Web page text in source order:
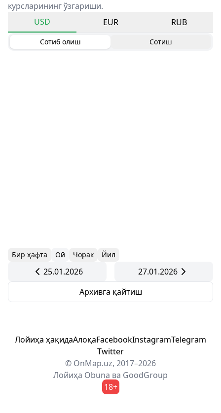
курсларининг ўзгариши.
USD
EUR RUB
Сотиб олиш Сотиш
Бир ҳафта Ой Чорак Йил
25.01.2026
27.01.2026
Архивга қайтиш
Лойиҳа ҳақидаАлоқаFacebookInstagramTelegram
Twitter
© OnMap.uz, 2017–2026
Лойиҳа Obuna ва GoodGroup
18+